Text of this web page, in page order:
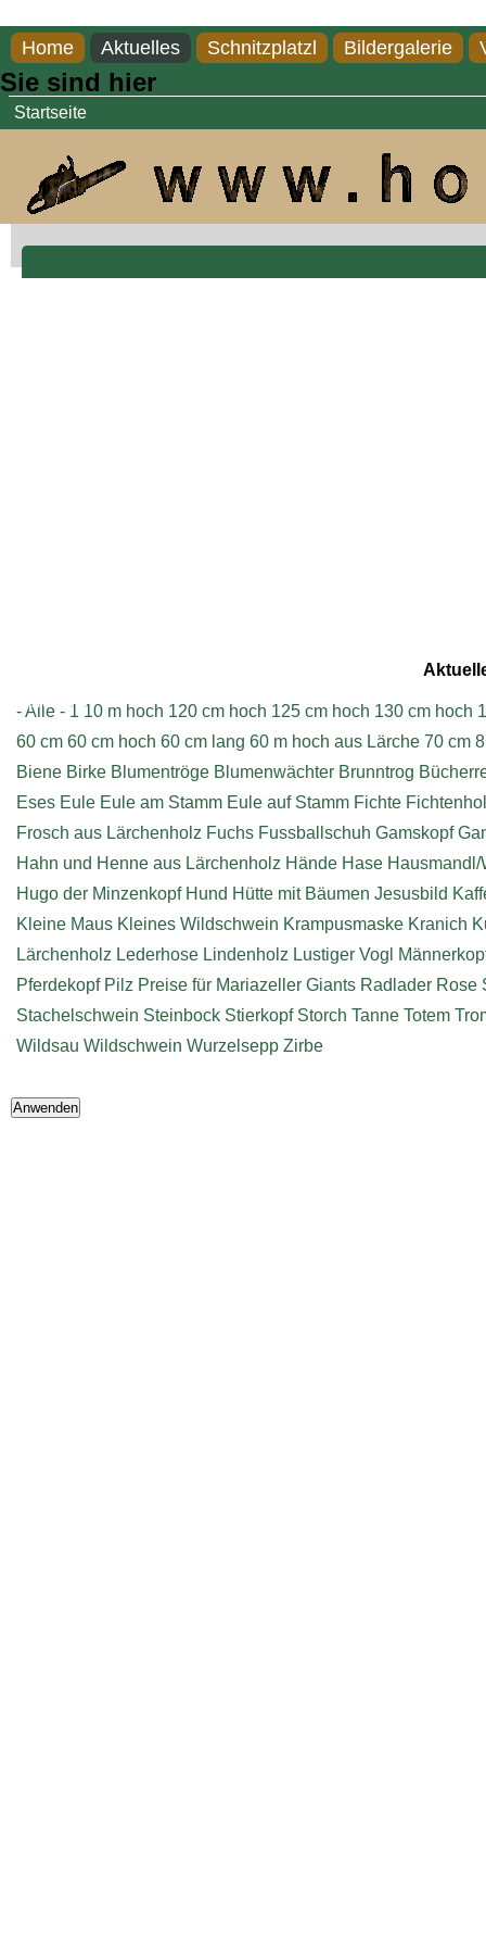
Home Aktuelles Schnitzplatzl Bildergalerie
Sie sind hier
Startseite
- Alle - 1 10 m hoch 120 cm hoch 125 cm hoch 130 cm hoch
60 cm 60 cm hoch 60 cm lang 60 m hoch aus Lärche 70 cm
Biene Birke Blumentröge Blumenwächter Brunntrog
Eses Eule Eule am Stamm Eule auf Stamm Fichte
Frosch aus Lärchenholz Fuchs Fussballschuh Gamskopf
Hahn und Henne aus Lärchenholz Hände Hase Hausmandl/
Hugo der Minzenkopf Hund Hütte mit Bäumen Jesusbild
Kleine Maus Kleines Wildschwein Krampusmaske Kranich
Lärchenholz Lederhose Lindenholz Lustiger Vogl
Pferdekopf Pilz Preise für Mariazeller Giants Radlader Rose
Stachelschwein Steinbock Stierkopf Storch Tanne Totem
Wildsau Wildschwein Wurzelsepp Zirbe
Impressum